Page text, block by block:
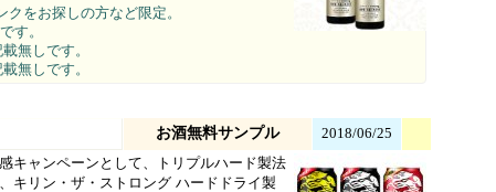
をお探しの方など限定。
す。
無しです。
無しです。
お酒無料サンプル
2018/06/25
キャンペーンとして、トリプルハード製法
キリン・ザ・ストロング ハードドライ製